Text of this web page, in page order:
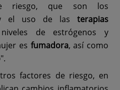
riesgo, que son los
el uso de lasterapias
de estrógenos y
es fumadora, así como
".
factores de riesgo, en